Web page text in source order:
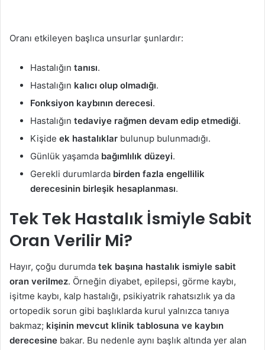
Oranı etkileyen başlıca unsurlar şunlardır:
Hastalığın tanısı.
Hastalığın kalıcı olup olmadığı.
Fonksiyon kaybının derecesi.
Hastalığın tedaviye rağmen devam edip etmediği.
Kişide ek hastalıklar bulunup bulunmadığı.
Günlük yaşamda bağımlılık düzeyi.
Gerekli durumlarda birden fazla engellilik
derecesinin birleşik hesaplanması.
Tek Tek Hastalık İsmiyle Sabit
Oran Verilir Mi?
Hayır, çoğu durumda tek başına hastalık ismiyle sabit
oran verilmez. Örneğin diyabet, epilepsi, görme kaybı,
işitme kaybı, kalp hastalığı, psikiyatrik rahatsızlık ya da
ortopedik sorun gibi başlıklarda kurul yalnızca tanıya
bakmaz; kişinin mevcut klinik tablosuna ve kaybın
derecesine bakar. Bu nedenle aynı başlık altında yer alan